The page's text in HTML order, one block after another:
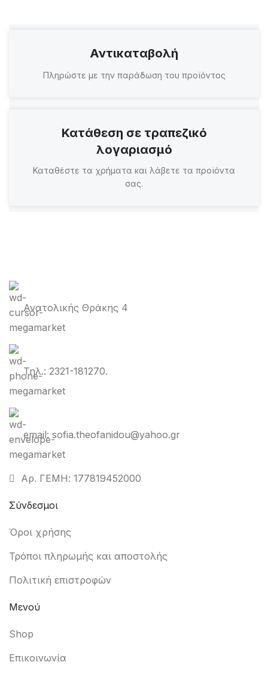
Αντικαταβολή
Πληρώστε με την παράδωση του προϊόντος
Κατάθεση σε τραπεζικό
λογαριασμό
Καταθέστε τα χρήματα και λάβετε τα προϊόντα
σας.
Ανατολικής Θράκης 4
Τηλ.: 2321-181270.
email: sofia.theofanidou@yahoo.gr
Αρ. ΓΕΜΗ: 177819452000
Σύνδεσμοι
Όροι χρήσης
Τρόποι πληρωμής και αποστολής
Πολιτική επιστροφών
Μενού
Shop
Επικοινωνία